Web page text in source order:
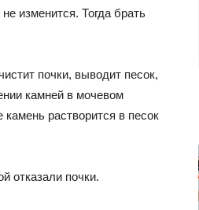
изменится. Тогда брать
почки, выводит песок,
камней в мочевом
растворится в песок
отказали почки.